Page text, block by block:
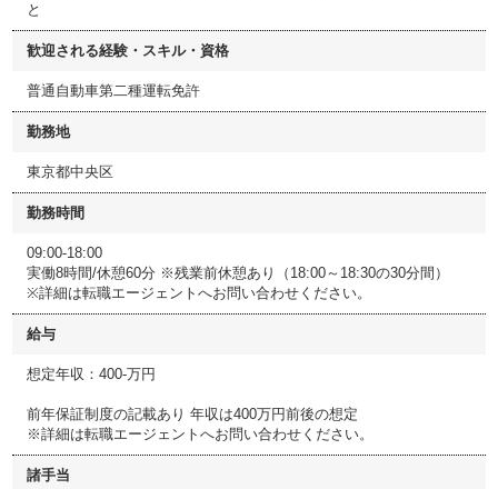
と
歓迎される経験・スキル・資格
普通自動車第二種運転免許
勤務地
東京都中央区
勤務時間
09:00-18:00
実働8時間/休憩60分 ※残業前休憩あり（18:00～18:30の30分間）
※詳細は転職エージェントへお問い合わせください。
給与
想定年収：400-万円
前年保証制度の記載あり 年収は400万円前後の想定
※詳細は転職エージェントへお問い合わせください。
諸手当